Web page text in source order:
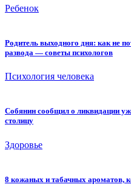
Ребенок
Родитель выходного дня: как не
развода — советы психологов
Психология человека
Собянин сообщил о ликвидации
столицу
Здоровье
8 кожаных и табачных ароматов,